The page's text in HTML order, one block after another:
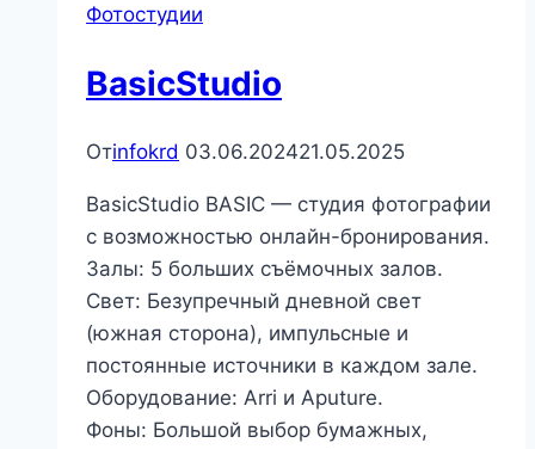
Фотостудии
BasicStudio
Отinfokrd 03.06.202421.05.2025
BasicStudio BASIC — студия фотографии
с возможностью онлайн-бронирования.
Залы: 5 больших съёмочных залов.
Свет: Безупречный дневной свет
(южная сторона), импульсные и
постоянные источники в каждом зале.
Оборудование: Arri и Aputure.
Фоны: Большой выбор бумажных,